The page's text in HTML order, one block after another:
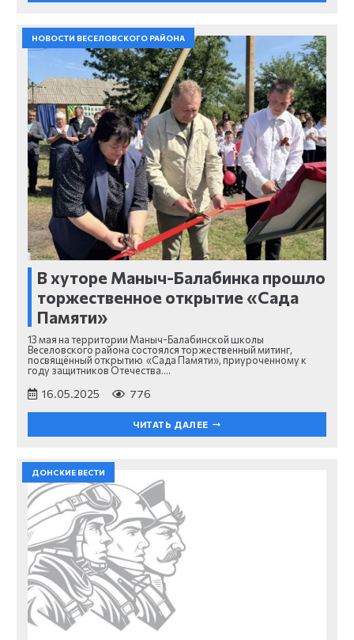
НОВОСТИ ВЕСЕЛОВСКОГО РАЙОНА
В хуторе Маныч-Балабинка прошло
торжественное открытие «Сада
Памяти»
13 мая на территории Маныч-Балабинской школы
Веселовского района состоялся торжественный митинг,
посвящённый открытию «Сада Памяти», приуроченному к
году защитников Отечества.…
16.05.2025 776
ЧИТАТЬ ДАЛЕЕ
ДОНСКИЕ ВЕСТИ